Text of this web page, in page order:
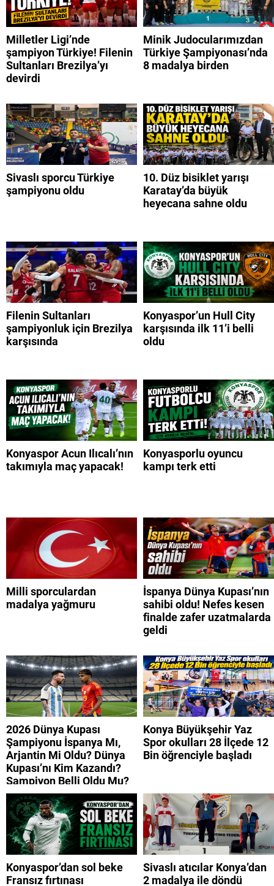
Milletler Ligi’nde
şampiyon Türkiye! Filenin
Sultanları Brezilya’yı
devirdi
Minik Judocularımızdan
Türkiye Şampiyonası’nda
8 madalya birden
Sivaslı sporcu Türkiye
şampiyonu oldu
10. Düz bisiklet yarışı
Karatay’da büyük
heyecana sahne oldu
Filenin Sultanları
şampiyonluk için Brezilya
karşısında
Konyaspor’un Hull City
karşısında ilk 11’i belli
oldu
Konyaspor Acun Ilıcalı’nın
takımıyla maç yapacak!
Konyasporlu oyuncu
kampı terk etti
Milli sporculardan
madalya yağmuru
İspanya Dünya Kupası’nın
sahibi oldu! Nefes kesen
finalde zafer uzatmalarda
geldi
2026 Dünya Kupası
Şampiyonu İspanya Mı,
Arjantin Mi Oldu? Dünya
Kupası’nı Kim Kazandı?
Şampiyon Belli Oldu Mu?
Konya Büyükşehir Yaz
Spor okulları 28 İlçede 12
Bin öğrenciyle başladı
Konyaspor’dan sol beke
Fransız fırtınası
Sivaslı atıcılar Konya’dan
2 madalya ile döndü